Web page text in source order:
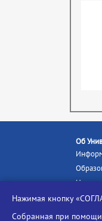
Об
Наука
Нажимая кнопку
Собранная при